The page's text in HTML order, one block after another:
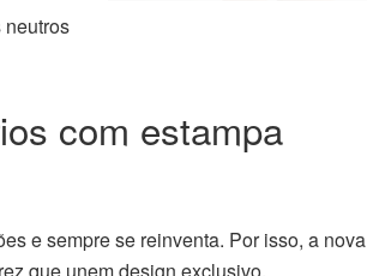
neutros
com estampa
e sempre se reinventa. Por isso, a nova
que unem design exclusivo,